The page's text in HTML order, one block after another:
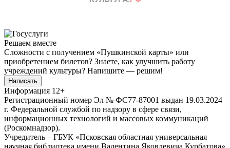
Решаем вместе
Сложности с получением «Пушкинской карты» или
приобретением билетов? Знаете, как улучшить работу
учреждений культуры? Напишите — решим!
Написать
Информация 12+
Регистрационный номер Эл № ФС77-87001 выдан 19.03.2024
г. Федеральной службой по надзору в сфере связи,
информационных технологий и массовых коммуникаций
(Роскомнадзор).
Учредитель – ГБУК «Псковская областная универсальная
научная библиотека имени Валентина Яковлевича Курбатова»